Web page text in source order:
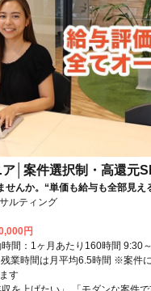
│案件選択制・高還元
せんか。“単価も給与も全部見え
ルティング
円
間：1ヶ月あたり160時間 9:30
業時間は月平均6.5時間 ※案件
す